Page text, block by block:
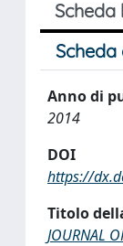
Scheda
Anno di
2014
DOI
https://
Titolo
JOURNAL